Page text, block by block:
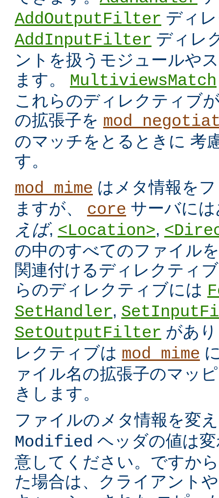
AddOutputFilter ディ
AddInputFilter ディレ
ントを扱うモジュールや
ます。 MultiviewsMatch
これらのディレクティブ
の拡張子を
のマッチをとるときに 考
す。
mod_mime はメタ情報を
ますが、 core サーバに
えば, <Location>,
の中のすべてのファイル
関連付けるディレクティ
らのディレクティブには
SetHandler,
SetOutputFilter があ
レクティブは mod_mime
ァイル名の拡張子のマッ
きします。
ファイルのメタ情報を変
Modified ヘッダの値は
意してください。ですか
た場合は、クライアント